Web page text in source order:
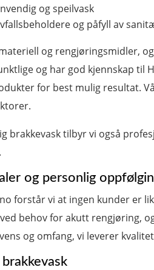
og speilvask
og påfyll av
og rengjøringsmidler,
og har god kjennskap til
for best mulig resultat.
brakkevask tilbyr vi også
og personlig
forstår vi at ingen kunder er
behov for akutt rengjøring,
og omfang, vi leverer
brakkevask